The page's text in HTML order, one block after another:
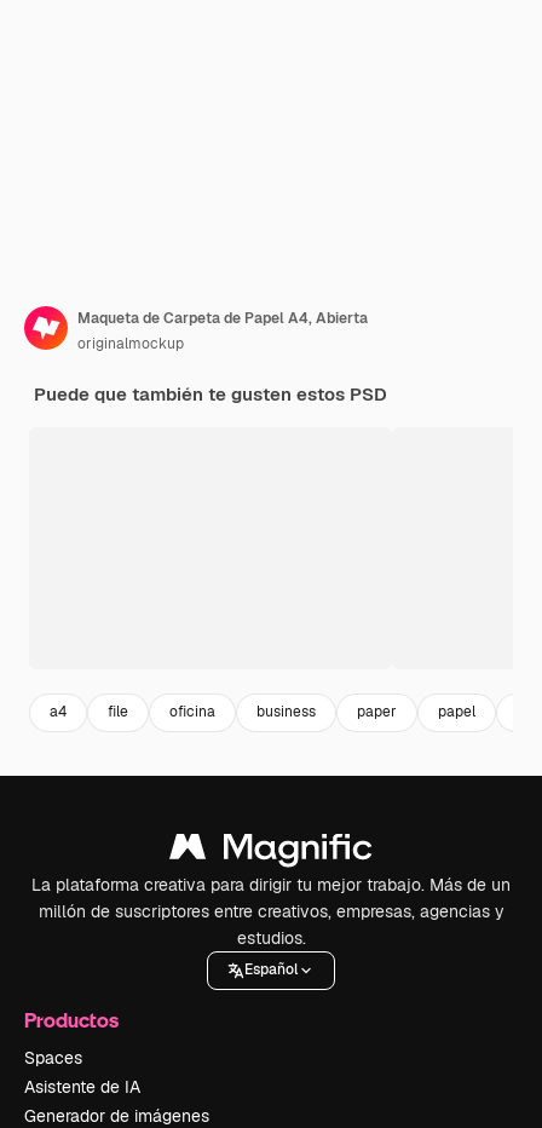
Maqueta de Carpeta de Papel A4, Abierta
originalmockup
Puede que también te gusten estos PSD
a4 file oficina business paper papel
La plataforma creativa para dirigir tu mejor trabajo. Más de un
millón de suscriptores entre creativos, empresas, agencias y
estudios.
Español
Productos
Spaces
Asistente de IA
Generador de imágenes